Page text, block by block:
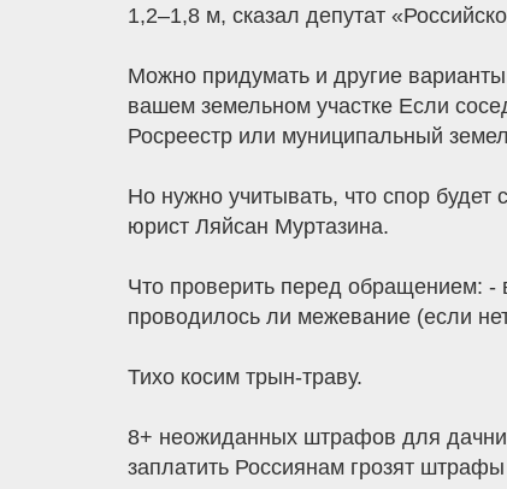
1,2–1,8 м, сказал депутат
Можно придумать и другие
вашем земельном участке Если
Росреестр или муниципальный
Но нужно учитывать, что спор
юрист Ляйсан Муртазина.
Что проверить перед обращением:
проводилось ли межевание (если
Тихо косим трын-траву.
8+ неожиданных штрафов для
заплатить Россиянам грозят